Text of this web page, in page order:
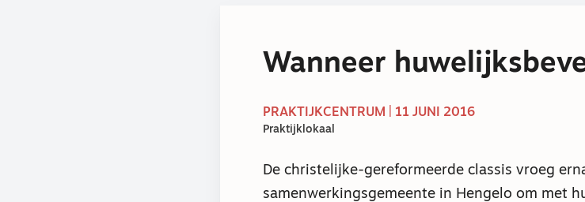
Wanneer
PRAKTIJKCENTRUM | 11 JUNI 2016
Praktijklokaal
De christelijke-gereformeerde classis vroeg
samenwerkingsgemeente in Hengelo om met